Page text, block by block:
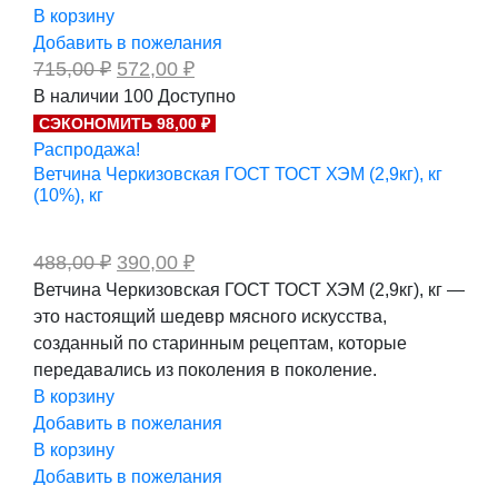
В корзину
Добавить в пожелания
715,00₽ Первоначальная
цена
составляла
715,00 ₽.
572,00 ₽Текущая
572,00 ₽.
В наличии 100 Доступно
СЭКОНОМИТЬ 98,00 ₽
Распродажа!
Ветчина Черкизовская ГОСТ ТОСТ ХЭМ (2,9кг), кг
(10%), кг
488,00₽ Первоначальная
цена
составляла
488,00 ₽.
390,00 ₽Текущая
цена:
390,00 ₽.
Ветчина Черкизовская ГОСТ ТОСТ ХЭМ (2,9кг), кг —
это настоящий шедевр мясного искусства,
созданный по старинным рецептам, которые
передавались из поколения в поколение.
В корзину
Добавить в пожелания
В корзину
Добавить в пожелания